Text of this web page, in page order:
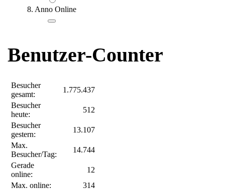
8. Anno Online
Benutzer-Counter
Besucher
gesamt:
1.775.437
Besucher
heute:
512
Besucher
gestern:
13.107
Max.
Besucher/Tag:
14.744
Gerade
online:
12
Max. online:
314